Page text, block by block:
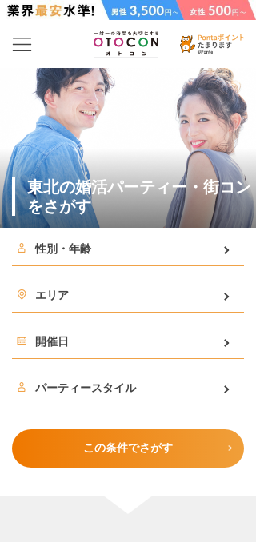
東北の婚活パーティー・街コン
をさがす
性別・年齢
エリア
開催日
パーティースタイル
この条件でさがす